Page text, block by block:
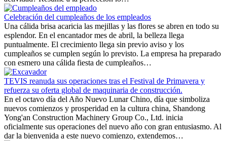
Celebración del cumpleaños de los empleados
Una cálida brisa acaricia las mejillas y las flores se abren en todo su
esplendor. En el encantador mes de abril, la belleza llega
puntualmente. El crecimiento llega sin previo aviso y los
cumpleaños se cumplen según lo previsto. La empresa ha preparado
con esmero una cálida fiesta de cumpleaños…
TEVIS reanuda sus operaciones tras el Festival de Primavera y
refuerza su oferta global de maquinaria de construcción.
En el octavo día del Año Nuevo Lunar Chino, día que simboliza
nuevos comienzos y prosperidad en la cultura china, Shandong
Yong'an Construction Machinery Group Co., Ltd. inicia
oficialmente sus operaciones del nuevo año con gran entusiasmo. Al
dar la bienvenida a este nuevo comienzo, extendemos…